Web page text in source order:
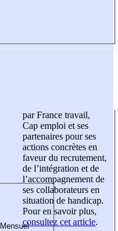
par France travail,
Cap emploi et ses
partenaires pour ses
actions concrètes en
faveur du recrutement,
de l’intégration et de
l’accompagnement de
ses collaborateurs en
situation de handicap.
Pour en savoir plus,
consultez cet article.